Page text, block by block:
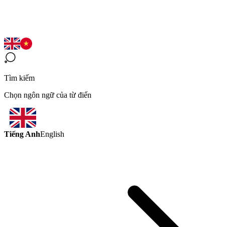
Tìm kiếm
Chọn ngôn ngữ của từ điển
Tiếng AnhEnglish